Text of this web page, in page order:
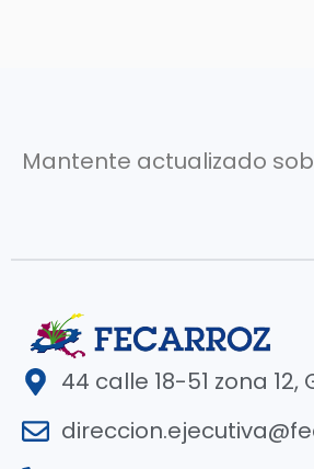
Mantente actualizado
44 calle 18-51 zona